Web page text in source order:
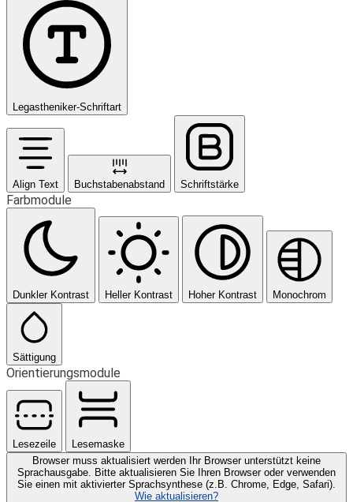
Legastheniker-Schriftart
Align Text Buchstabenabstand Schriftstärke
Farbmodule
Dunkler Kontrast Heller Kontrast Hoher Kontrast Monochrom
Sättigung
Orientierungsmodule
Lesezeile
Lesemaske
Browser muss aktualisiert werden Ihr Browser unterstützt keine
Sprachausgabe. Bitte aktualisieren Sie Ihren Browser oder verwenden
Sie einen mit aktivierter Sprachsynthese (z.B. Chrome, Edge, Safari).
Wie aktualisieren?